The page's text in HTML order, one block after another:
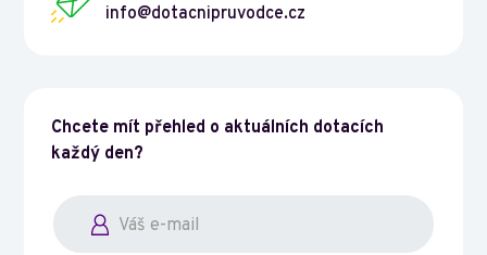
info@dotacnipruvodce.cz
Chcete mít přehled o aktuálních dotacích
každý den?